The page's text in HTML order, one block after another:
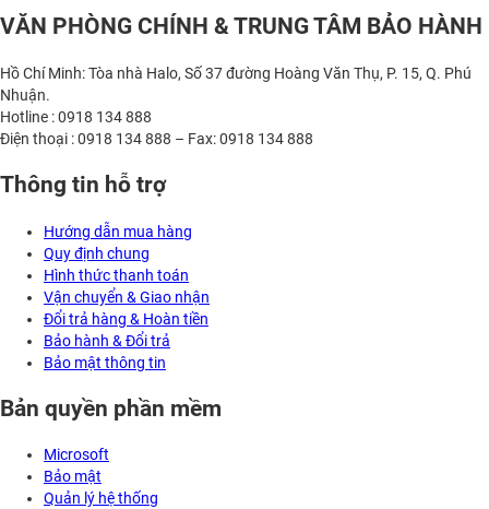
VĂN PHÒNG CHÍNH & TRUNG TÂM BẢO HÀNH
Hồ Chí Minh: Tòa nhà Halo, Số 37 đường Hoàng Văn Thụ, P. 15, Q. Phú
Nhuận.
Hotline : 0918 134 888
Điện thoại : 0918 134 888 – Fax: 0918 134 888
Thông tin hỗ trợ
Hướng dẫn mua hàng
Quy định chung
Hình thức thanh toán
Vận chuyển & Giao nhận
Đổi trả hàng & Hoàn tiền
Bảo hành & Đổi trả
Bảo mật thông tin
Bản quyền phần mềm
Microsoft
Bảo mật
Quản lý hệ thống